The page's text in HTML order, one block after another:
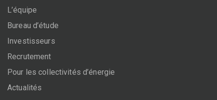
L’équipe
Bureau d’étude
Investisseurs
Recrutement
Pour les collectivités d’énergie
Actualités